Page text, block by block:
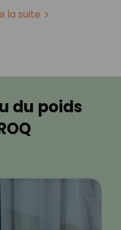
la suite
du poids